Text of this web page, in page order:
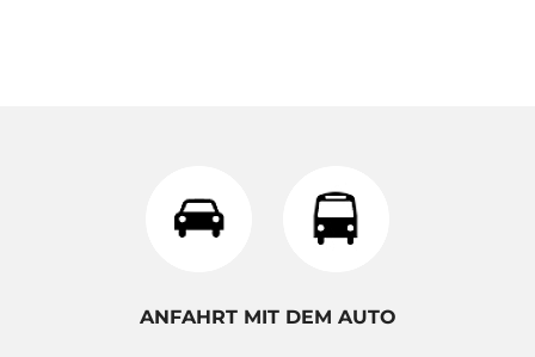
ANFAHRT MIT DEM AUTO